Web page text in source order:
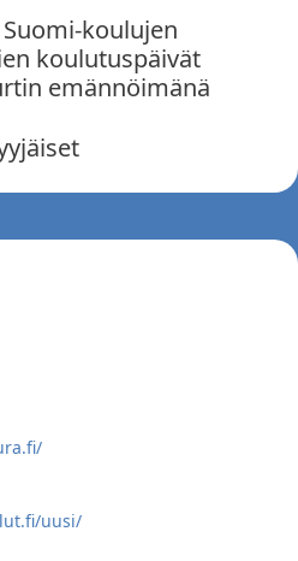
Suomi-koulujen
koulutuspäivät
emännöimänä